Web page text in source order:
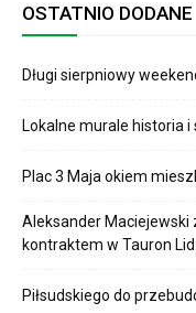
OSTATNIO DODANE
Długi sierpniowy
Lokalne murale historia
Plac 3 Maja okiem
Aleksander Maciejewski
kontraktem w Tauron
Piłsudskiego do